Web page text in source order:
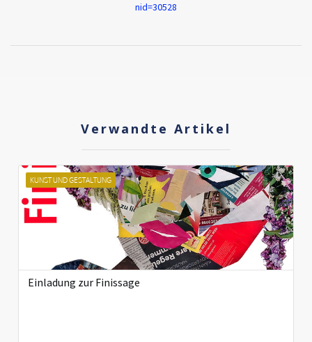
nid=30528
Verwandte Artikel
KUNST UND GESTALTUNG
Einladung zur Finissage